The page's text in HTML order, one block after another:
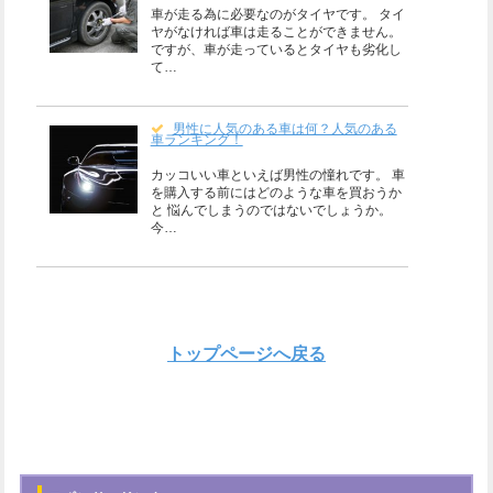
車が走る為に必要なのがタイヤです。 タイ
ヤがなければ車は走ることができません。
ですが、車が走っているとタイヤも劣化し
て…
男性に人気のある車は何？人気のある
車ランキング！
カッコいい車といえば男性の憧れです。 車
を購入する前にはどのような車を買おうか
と 悩んでしまうのではないでしょうか。
今…
トップページへ戻る